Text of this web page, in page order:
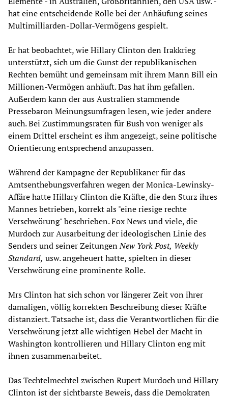
hat eine entscheidende Rolle bei der Anhäufung seines
Multimilliarden-Dollar-Vermögens gespielt.
Er hat beobachtet, wie Hillary Clinton den Irakkrieg
unterstützt, sich um die Gunst der republikanischen
Rechten bemüht und gemeinsam mit ihrem Mann Bill ein
Millionen-Vermögen anhäuft. Das hat ihm gefallen.
Außerdem kann der aus Australien stammende
Pressebaron Meinungsumfragen lesen, wie jeder andere
auch. Bei Zustimmungsraten für Bush von weniger als
einem Drittel erscheint es ihm angezeigt, seine politische
Orientierung entsprechend anzupassen.
Während der Kampagne der Republikaner für das
Amtsenthebungsverfahren wegen der Monica-Lewinsky-
Affäre hatte Hillary Clinton die Kräfte, die den Sturz ihres
Mannes betrieben, korrekt als "eine riesige rechte
Verschwörung" beschrieben. Fox News und viele, die
Murdoch zur Ausarbeitung der ideologischen Linie des
Senders und seiner ZeitungenNew York Post, Weekly
Standard, usw. angeheuert hatte, spielten in dieser
Verschwörung eine prominente Rolle.
Mrs Clinton hat sich schon vor längerer Zeit von ihrer
damaligen, völlig korrekten Beschreibung dieser Kräfte
distanziert. Tatsache ist, dass die Verantwortlichen für die
Verschwörung jetzt alle wichtigen Hebel der Macht in
Washington kontrollieren und Hillary Clinton eng mit
ihnen zusammenarbeitet.
Das Techtelmechtel zwischen Rupert Murdoch und Hillary
Clinton ist der sichtbarste Beweis, dass die Demokraten